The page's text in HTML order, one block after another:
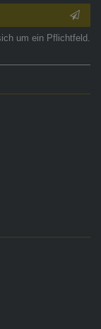
um ein Pflichtfeld.